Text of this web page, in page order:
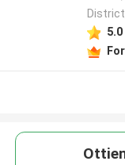
5.0